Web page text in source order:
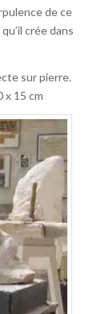
de ce
crée dans
sur pierre.
x 15 cm